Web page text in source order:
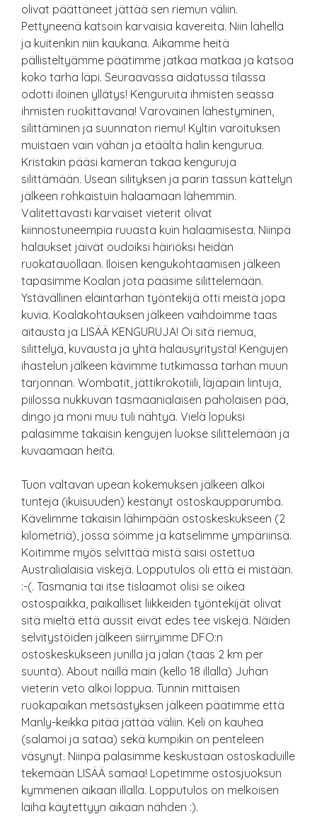
olivat päättäneet jättää sen riemun väliin.
Pettyneenä katsoin karvaisia kavereita. Niin lähellä
ja kuitenkin niin kaukana. Aikamme heitä
pällisteltyämme päätimme jatkaa matkaa ja katsoa
koko tarha läpi. Seuraavassa aidatussa tilassa
odotti iloinen yllätys! Kenguruita ihmisten seassa
ihmisten ruokittavana! Varovainen lähestyminen,
silittäminen ja suunnaton riemu! Kyltin varoituksen
muistaen vain vähän ja etäältä halin kengurua.
Kristakin pääsi kameran takaa kenguruja
silittämään. Usean silityksen ja parin tassun kättelyn
jälkeen rohkaistuin halaamaan lähemmin.
Valitettavasti karvaiset vieterit olivat
kiinnostuneempia ruuasta kuin halaamisesta. Niinpä
halaukset jäivät oudoiksi häiriöksi heidän
ruokatauollaan. Iloisen kengukohtaamisen jälkeen
tapasimme Koalan jota pääsime silittelemään.
Ystävällinen eläintarhan työntekijä otti meistä jopa
kuvia. Koalakohtauksen jälkeen vaihdoimme taas
aitausta ja LISÄÄ KENGURUJA! Oi sitä riemua,
silittelyä, kuvausta ja yhtä halausyritystä! Kengujen
ihastelun jälkeen kävimme tutkimassa tarhan muun
tarjonnan. Wombatit, jättikrokotiili, läjäpäin lintuja,
piilossa nukkuvan tasmaanialaisen paholaisen pää,
dingo ja moni muu tuli nähtyä. Vielä lopuksi
palasimme takaisin kengujen luokse silittelemään ja
kuvaamaan heitä.
Tuon valtavan upean kokemuksen jälkeen alkoi
tunteja (ikuisuuden) kestänyt ostoskaupparumba.
Kävelimme takaisin lähimpään ostoskeskukseen (2
kilometriä), jossa söimme ja katselimme ympäriinsä.
Koitimme myös selvittää mistä saisi ostettua
Australialaisia viskejä. Lopputulos oli että ei mistään.
:-(. Tasmania tai itse tislaamot olisi se oikea
ostospaikka, paikalliset liikkeiden työntekijät olivat
sitä mieltä että aussit eivät edes tee viskejä. Näiden
selvitystöiden jälkeen siirryimme DFO:n
ostoskeskukseen junilla ja jalan (taas 2 km per
suunta). About näillä main (kello 18 illalla) Juhan
vieterin veto alkoi loppua. Tunnin mittaisen
ruokapaikan metsästyksen jälkeen päätimme että
Manly-keikka pitää jättää väliin. Keli on kauhea
(salamoi ja sataa) sekä kumpikin on penteleen
väsynyt. Niinpä palasimme keskustaan ostoskaduille
tekemään LISÄÄ samaa! Lopetimme ostosjuoksun
kymmenen aikaan illalla. Lopputulos on melkoisen
laiha käytettyyn aikaan nähden :).